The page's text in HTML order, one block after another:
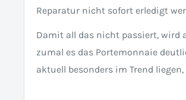
Reparatur nicht sofort erledigt
Damit all das nicht passiert, wird
zumal es das Portemonnaie
aktuell besonders im Trend liegen,